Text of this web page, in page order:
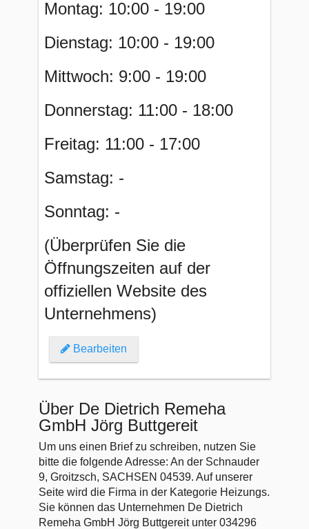
Montag: 10:00 - 19:00
Dienstag: 10:00 - 19:00
Mittwoch: 9:00 - 19:00
Donnerstag: 11:00 - 18:00
Freitag: 11:00 - 17:00
Samstag: -
Sonntag: -
(Überprüfen Sie die
Öffnungszeiten auf der
offiziellen Website des
Unternehmens)
Bearbeiten
Über De Dietrich Remeha
GmbH Jörg Buttgereit
Um uns einen Brief zu schreiben, nutzen Sie
bitte die folgende Adresse: An der Schnauder
9, Groitzsch, SACHSEN 04539. Auf unserer
Seite wird die Firma in der Kategorie Heizungs.
Sie können das Unternehmen De Dietrich
Remeha GmbH Jörg Buttgereit unter 034296